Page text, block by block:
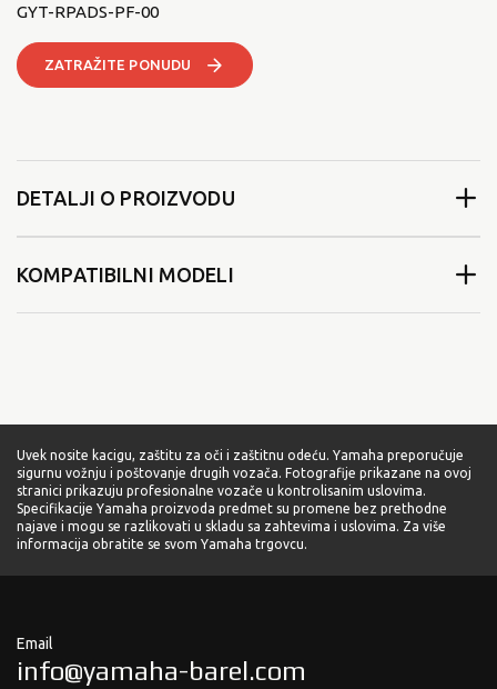
GYT-RPADS-PF-00
ZATRAŽITE PONUDU
DETALJI O PROIZVODU
KOMPATIBILNI MODELI
Uvek nosite kacigu, zaštitu za oči i zaštitnu odeću. Yamaha preporučuje
sigurnu vožnju i poštovanje drugih vozača. Fotografije prikazane na ovoj
stranici prikazuju profesionalne vozače u kontrolisanim uslovima.
Specifikacije Yamaha proizvoda predmet su promene bez prethodne
najave i mogu se razlikovati u skladu sa zahtevima i uslovima. Za više
informacija obratite se svom Yamaha trgovcu.
Email
info@yamaha-barel.com